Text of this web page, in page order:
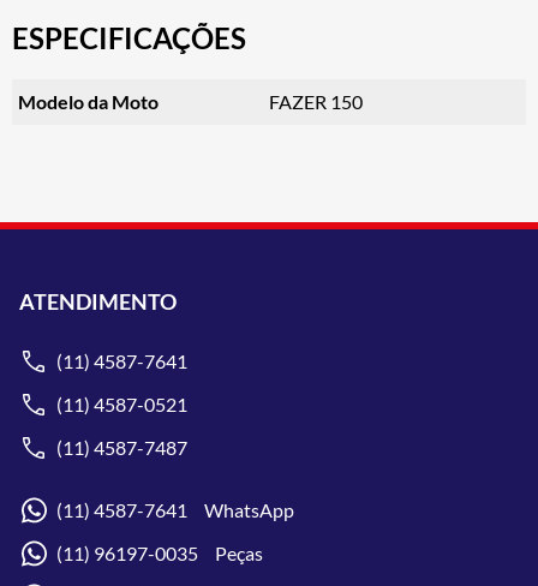
ESPECIFICAÇÕES
Modelo da Moto FAZER 150
ATENDIMENTO
(11) 4587-7641
(11) 4587-0521
(11) 4587-7487
(11) 4587-7641 WhatsApp
(11) 96197-0035 Peças